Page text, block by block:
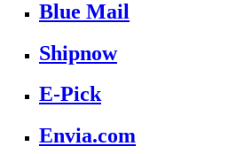
Blue Mail
Shipnow
E-Pick
Envia.com